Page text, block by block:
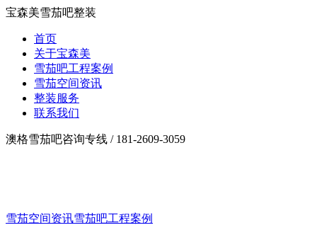
宝森美雪茄吧整装
首页
关于宝森美
雪茄吧工程案例
雪茄空间资讯
整装服务
联系我们
澳格雪茄吧咨询专线 / 181-2609-3059
雪茄空间资讯雪茄吧工程案例